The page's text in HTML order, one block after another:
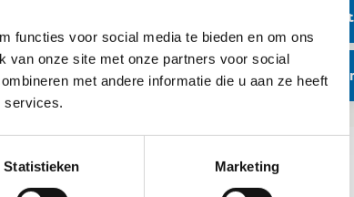
functies voor social media te bieden en om ons
van onze site met onze partners voor social
met andere informatie die u aan ze heeft
services.
Statistieken Marketing
Netwerk Lokaal
EU